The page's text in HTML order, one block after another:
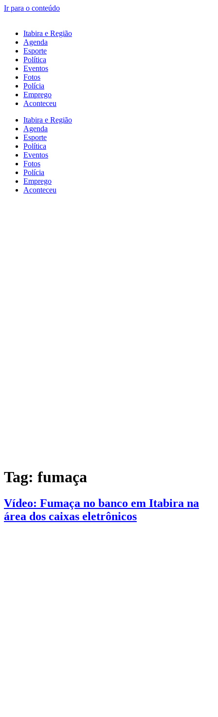
Ir para o conteúdo
Itabira e Região
Agenda
Esporte
Política
Eventos
Fotos
Polícia
Emprego
Aconteceu
Itabira e Região
Agenda
Esporte
Política
Eventos
Fotos
Polícia
Emprego
Aconteceu
Tag: fumaça
Vídeo: Fumaça no banco em Itabira na
área dos caixas eletrônicos